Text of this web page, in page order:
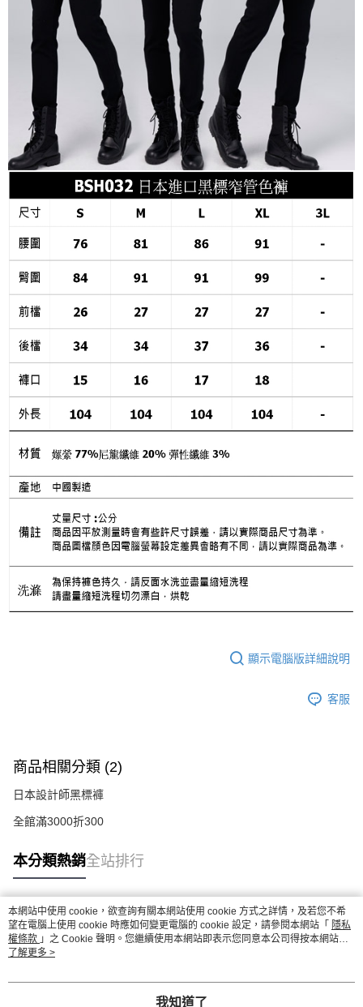
顯示電腦版詳細說明
客服
商品相關分類 (2)
日本設計師黑標褲
全館滿3000折300
本分類熱銷全站排行
熱門標籤
本網站中使用 cookie，欲查詢有關本網站使用 cookie 方式之詳情，及若您不希
望在電腦上使用 cookie 時應如何變更電腦的 cookie 設定，請參閱本網站「 隱私
權條款 」之 Cookie 聲明。您繼續使用本網站即表示您同意本公司得按本網站使
用條款之 Cookie 聲明使用 cookie。
了解更多 >
我知道了